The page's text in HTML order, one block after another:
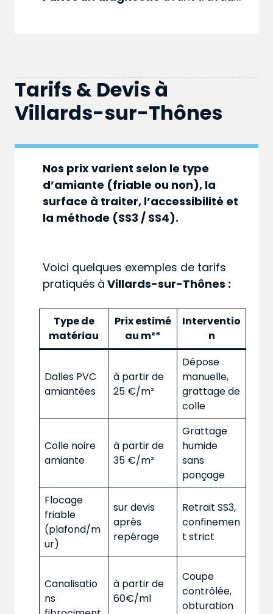
Tarifs & Devis à
Villards-sur-Thônes
Nos prix varient selon le type
d’amiante (friable ou non), la
surface à traiter, l’accessibilité et
la méthode (SS3 / SS4).
Voici quelques exemples de tarifs
pratiqués à Villards-sur-Thônes :
Type de
matériau
Prix estimé
au m²*
Interventio
n
Dalles PVC
amiantées
à partir de
25 €/m²
Dépose
manuelle,
grattage de
colle
Colle noire
amiante
à partir de
35 €/m²
Grattage
humide
sans
ponçage
Flocage
friable
(plafond/m
ur)
sur devis
après
repérage
Retrait SS3,
confinemen
t strict
Canalisatio
ns
à partir de
60€/ml
Coupe
contrôlée,
obturation